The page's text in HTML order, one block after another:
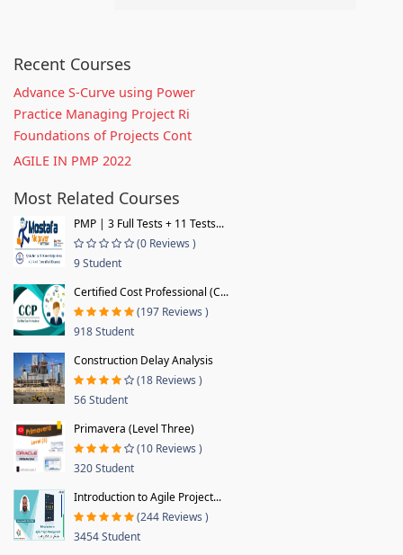
Recent Courses
Advance S-Curve using Power
Practice Managing Project Ri
Foundations of Projects Cont
AGILE IN PMP 2022
Most Related Courses
PMP | 3 Full Tests + 11 Tests...
(0 Reviews )
9 Student
Certified Cost Professional (C...
(197 Reviews )
918 Student
Construction Delay Analysis
(18 Reviews )
56 Student
Primavera (Level Three)
(10 Reviews )
320 Student
Introduction to Agile Project...
(244 Reviews )
3454 Student